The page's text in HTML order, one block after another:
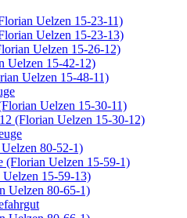
Uelzen 15-23-11)
Uelzen 15-23-13)
Uelzen 15-26-12)
Uelzen 15-42-12)
Uelzen 15-48-11)
Uelzen 15-30-11)
(Florian Uelzen 15-30-12)
80-52-1)
(Florian Uelzen 15-59-1)
15-59-13)
Uelzen 80-65-1)